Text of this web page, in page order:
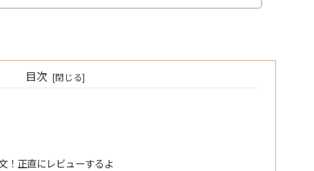
目次
！正直にレビューするよ